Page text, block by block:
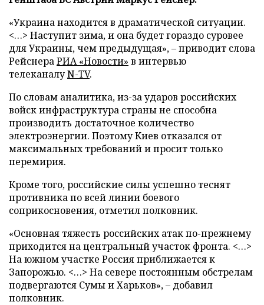
«Украина находится в драматической ситуации.
<…> Наступит зима, и она будет гораздо суровее
для Украины, чем предыдущая», – приводит слова
РейснераРИА «Новости» в интервью
телеканалуN-TV.
По словам аналитика, из-за ударов российских
войск инфраструктура страны не способна
производить достаточное количество
электроэнергии. Поэтому Киев отказался от
максимальных требований и просит только
перемирия.
Кроме того, российские силы успешно теснят
противника по всей линии боевого
соприкосновения, отметил полковник.
«Основная тяжесть российских атак по-прежнему
приходится на центральный участок фронта. <…>
На южном участке Россия приближается к
Запорожью. <…> На севере постоянным обстрелам
подвергаются Сумы и Харьков», – добавил
полковник.